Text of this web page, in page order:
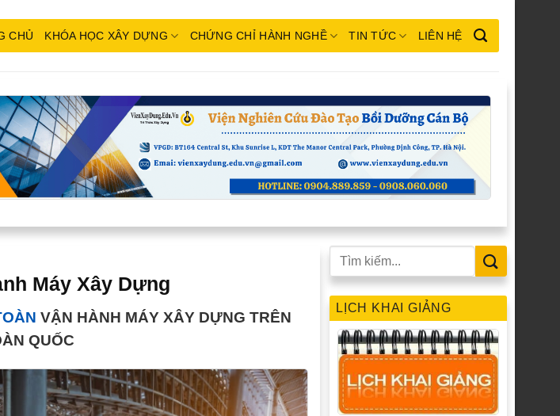
CHỦ KHÓA HỌC XÂY DỰNG CHỨNG CHỈ HÀNH NGHỀ TIN TỨC LIÊN HỆ
Máy Xây Dựng
VẬN HÀNH MÁY XÂY DỰNG TRÊN
QUỐC
LỊCH KHAI GIẢNG